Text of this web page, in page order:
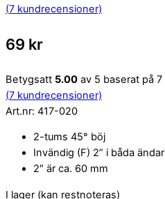
(7 kundrecensioner)
69 kr
Betygsatt 5.00 av 5 baserat på 7
(7 kundrecensioner)
Art.nr: 417-020
2-tums 45° böj
Invändig (F) 2” i båda ändar
2″ är ca. 60 mm
I lager (kan restnoteras)